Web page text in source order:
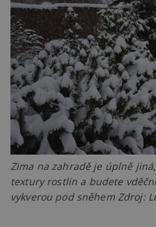
Zima na zahradě je úplně
textury rostlin a budete
vykverou pod sněhem Zdroj: